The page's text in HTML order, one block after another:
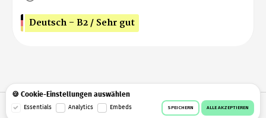
Deutsch - B2 / Sehr gut
© 2026 Workeer Datenschutz AGB
Impressum
🍪 Cookie-Einstellungen auswählen
Essentials Analytics Embeds SPEICHERN ALLE AKZEPTIEREN